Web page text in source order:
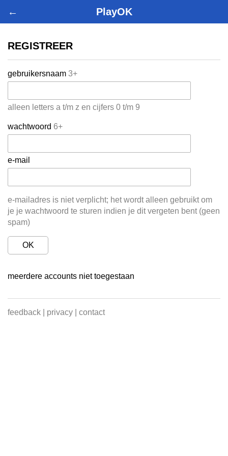
← PlayOK
REGISTREER
gebruikersnaam 3+
alleen letters a t/m z en cijfers 0 t/m 9
wachtwoord 6+
e-mail
e-mailadres is niet verplicht; het wordt alleen gebruikt om
je je wachtwoord te sturen indien je dit vergeten bent (geen
spam)
OK
meerdere accounts niet toegestaan
feedback privacy contact